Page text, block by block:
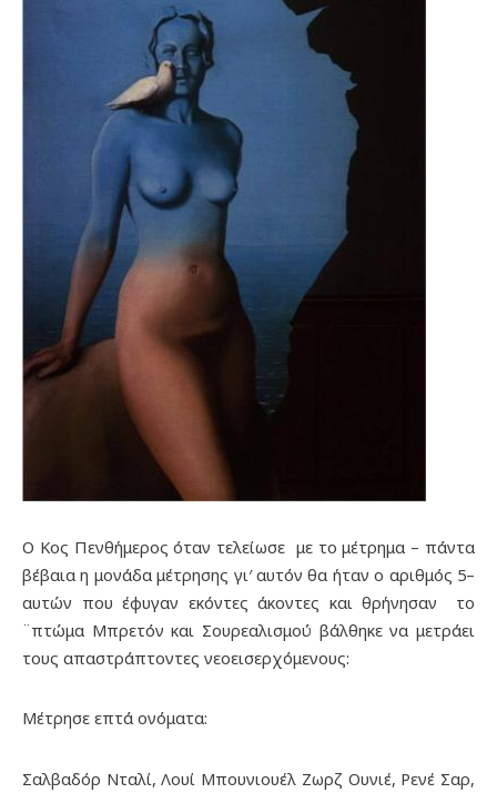
Ο Κος Πενθήμερος όταν τελείωσε με το μέτρημα – πάντα
βέβαια η μονάδα μέτρησης γι′ αυτόν θα ήταν ο αριθμός 5–
αυτών που έφυγαν εκόντες άκοντες και θρήνησαν το
¨πτώμα Μπρετόν και Σουρεαλισμού βάλθηκε να μετράει
τους απαστράπτοντες νεοεισερχόμενους:
Μέτρησε επτά ονόματα:
Σαλβαδόρ Νταλί, Λουί Μπουνιουέλ Ζωρζ Ουνιέ, Ρενέ Σαρ,